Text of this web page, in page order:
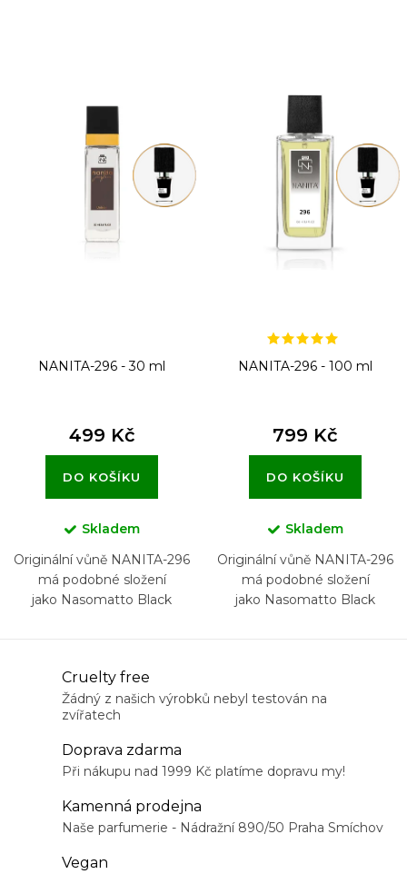
NANITA-296 - 30 ml
499 Kč
DO KOŠÍKU
Skladem
Originální vůně NANITA-296
má podobné složení
jako Nasomatto Black
NANITA-296 - 100 ml
799 Kč
DO KOŠÍKU
Skladem
Originální vůně NANITA-296
má podobné složení
jako Nasomatto Black
Cruelty free
Žádný z našich výrobků nebyl testován na
zvířatech
Doprava zdarma
Při nákupu nad 1999 Kč platíme dopravu my!
Kamenná prodejna
Naše parfumerie - Nádražní 890/50 Praha Smíchov
Vegan